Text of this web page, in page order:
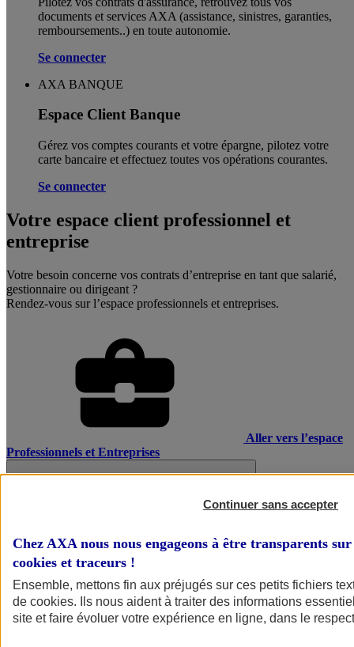
documents et services AXA (assistance, sinistres, garanties,
remboursements..) en toute autonomie. ​
Se connecter
AXA BANQUE
Espace Client Banque
Gérez vos comptes courants et votre épargne, pilotez votre
carte bancaire et effectuez toutes vos opérations courantes.
Se connecter
Votre espace client professionnel et
entreprise
Votre besoin concerne vos contrats d’entreprise en tant que salarié,
gestionnaire ou dirigeant ?
Rendez-vous sur l’espace professionnels et entreprises.
Aller vers l’espace
Professionnels et Entreprises
Continuer sans accepter
Chez AXA nous nous engageons à être transparents
cookies et traceurs !
Ensemble, mettons fin aux préjugés sur ces petits fichiers
de cookies. Ils nous aident à traiter des informations
site et faire évoluer votre expérience en ligne, dans le